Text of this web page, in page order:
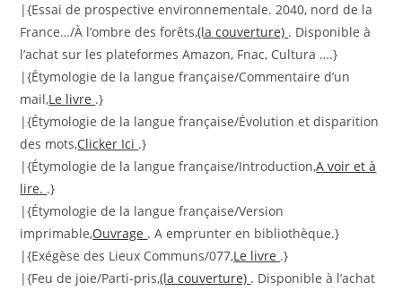
|{Essai de prospective environnementale. 2040, nord de la
France…/À l’ombre des forêts,(la couverture) . Disponible à
l’achat sur les plateformes Amazon, Fnac, Cultura ….}
|{Étymologie de la langue française/Commentaire d’un
mail,Le livre .}
|{Étymologie de la langue française/Évolution et disparition
des mots,Clicker Ici .}
|{Étymologie de la langue française/Introduction,A voir et à
lire. .}
|{Étymologie de la langue française/Version
imprimable,Ouvrage . A emprunter en bibliothèque.}
|{Exégèse des Lieux Communs/077,Le livre .}
|{Feu de joie/Parti-pris,(la couverture) . Disponible à l’achat